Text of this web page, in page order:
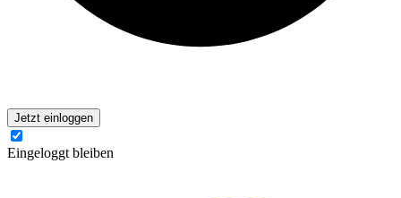
Jetzt einloggen
Eingeloggt bleiben